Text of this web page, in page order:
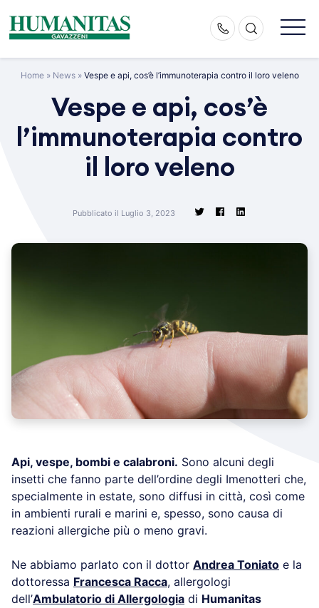
content
Home» News» Vespe e api, cos’è l’immunoterapia contro il loro veleno
Vespe e api, cos’è
l’immunoterapia contro
il loro veleno
Pubblicato il Luglio 3, 2023
Api, vespe, bombi e calabroni. Sono alcuni degli
insetti che fanno parte dell’ordine degli Imenotteri che,
specialmente in estate, sono diffusi in città, così come
in ambienti rurali e marini e, spesso, sono causa di
reazioni allergiche più o meno gravi.
Ne abbiamo parlato con il dottor Andrea Toniato e la
dottoressa Francesca Racca, allergologi
dell’Ambulatorio di Allergologia di Humanitas